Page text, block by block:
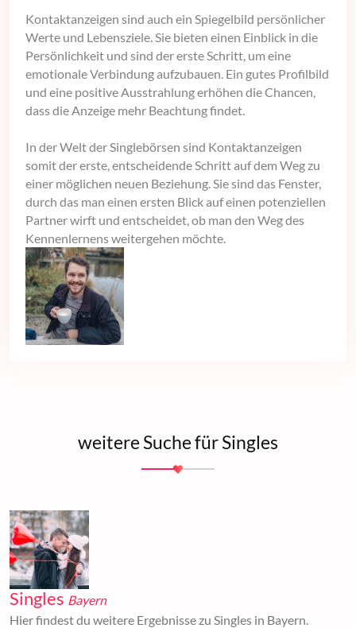
Kontaktanzeigen sind auch ein Spiegelbild persönlicher
Werte und Lebensziele. Sie bieten einen Einblick in die
Persönlichkeit und sind der erste Schritt, um eine
emotionale Verbindung aufzubauen. Ein gutes Profilbild
und eine positive Ausstrahlung erhöhen die Chancen,
dass die Anzeige mehr Beachtung findet.
In der Welt der Singlebörsen sind Kontaktanzeigen
somit der erste, entscheidende Schritt auf dem Weg zu
einer möglichen neuen Beziehung. Sie sind das Fenster,
durch das man einen ersten Blick auf einen potenziellen
Partner wirft und entscheidet, ob man den Weg des
Kennenlernens weitergehen möchte.
weitere Suche für Singles
Singles Bayern
Hier findest du weitere Ergebnisse zu Singles in Bayern.